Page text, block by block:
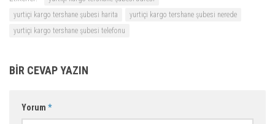
yurtiçi kargo tershane şubesi harita
yurtiçi kargo tershane şubesi nerede
yurtiçi kargo tershane şubesi telefonu
BIR CEVAP YAZIN
Yorum *